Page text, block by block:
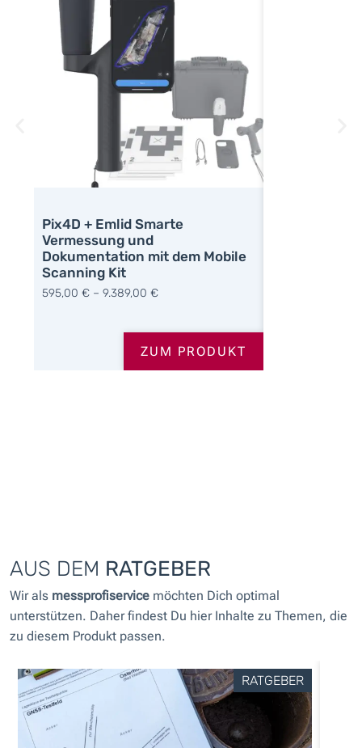
Pix4D + Emlid Smarte
Vermessung und
Dokumentation mit dem Mobile
Scanning Kit
595,00 € – 9.389,00 €
ZUM PRODUKT
AUS DEM RATGEBER
Wir als messprofiservice möchten Dich optimal
unterstützen. Daher findest Du hier Inhalte zu Themen, die
zu diesem Produkt passen.
RATGEBER